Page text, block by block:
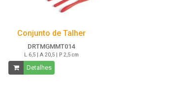
Conjunto de Talher
DRTMGMMT014
L 6,5 | A 20,5 | P 2,5 cm
Detalhes